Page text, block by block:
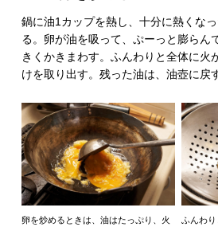
鍋に油1カップを熱し、十分に熱くな
る。卵が油を吸って、ぷーっと膨らん
きくかきまわす。ふんわりと全体に火
けを取り出す。残った油は、油壺に戻す
卵を炒めるときは、油はたっぷり、火
ふんわり